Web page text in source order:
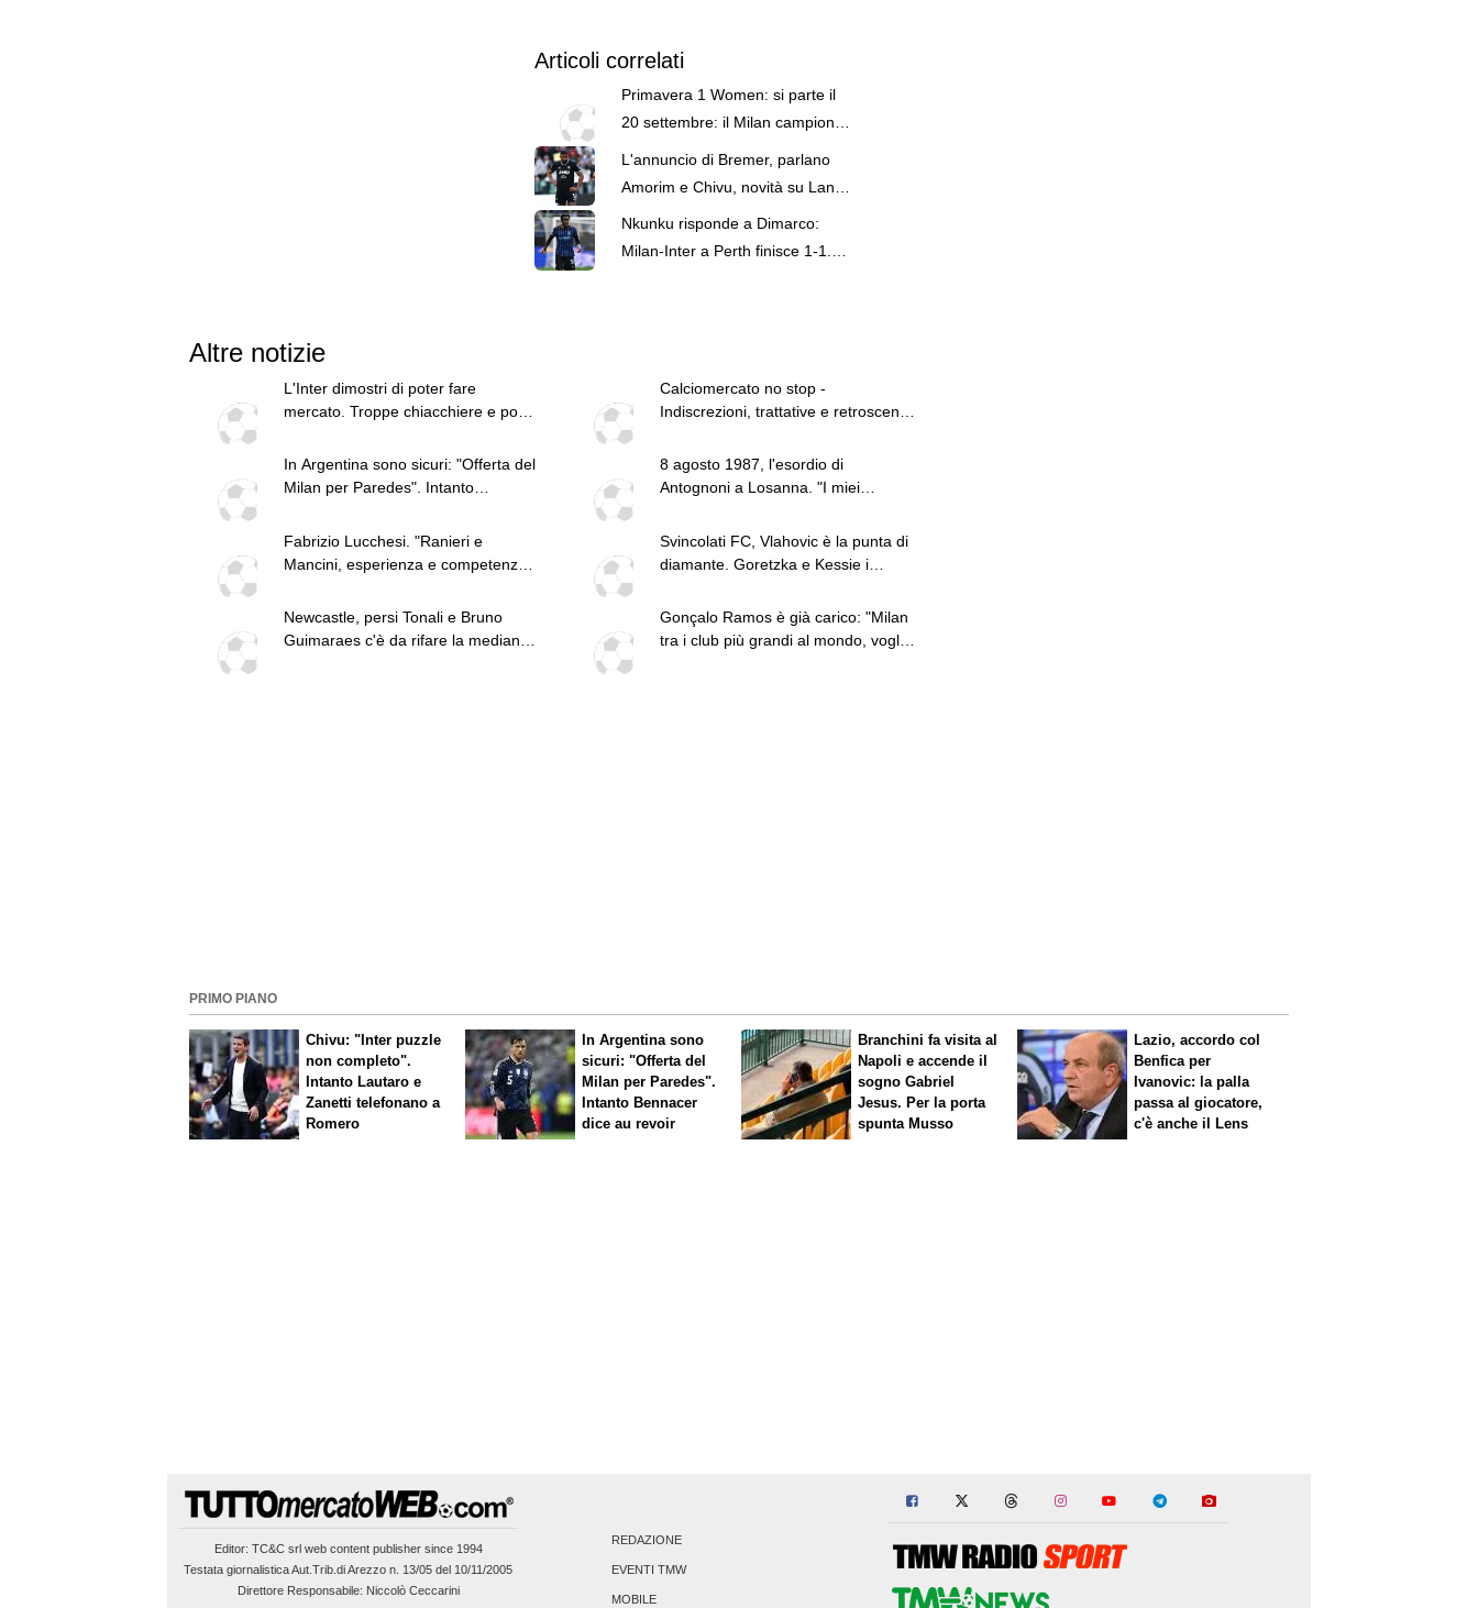
Articoli correlati
Primavera 1 Women: si parte il
20 settembre: il Milan campione
L'annuncio di Bremer, parlano
Amorim e Chivu, novità su Lang:
le top news delle 13
Nkunku risponde a Dimarco:
Milan-Inter a Perth finisce 1-1.
Altre notizie
L'Inter dimostri di poter fare
mercato. Troppe chiacchiere e pochi
superiore a tutte le altre a
prescindere. Juve, il portiere può
Calciomercato no stop -
Indiscrezioni, trattative e retroscena
In Argentina sono sicuri: "Offerta del
Milan per Paredes". Intanto
8 agosto 1987, l'esordio di
Antognoni a Losanna. "I miei
Fabrizio Lucchesi. "Ranieri e
Mancini, esperienza e competenza
l'Inter non colmato da nessuno.
Fiorentina top. Serie B, Palermo e
Svincolati FC, Vlahovic è la punta di
diamante. Goretzka e Kessie i
Newcastle, persi Tonali e Bruno
Guimaraes c'è da rifare la mediana.
Gonçalo Ramos è già carico: "Milan
tra i club più grandi al mondo, voglio
PRIMO PIANO
Chivu: "Inter puzzle
non completo".
Intanto Lautaro e
Zanetti telefonano a
Romero
In Argentina sono
sicuri: "Offerta del
Milan per Paredes".
Intanto Bennacer
diceau revoir
Branchini fa visita al
Napoli e accende il
sogno Gabriel
Jesus. Per la porta
spunta Musso
Lazio, accordo col
Benfica per
Ivanovic: la palla
passa al giocatore,
c'è anche il Lens
Editor: TC&C srlweb content publisher since 1994
Testata giornalistica Aut.Trib.di Arezzo n. 13/05 del 10/11/2005
Direttore Responsabile: Niccolò Ceccarini
REDAZIONE
EVENTI TMW
MOBILE